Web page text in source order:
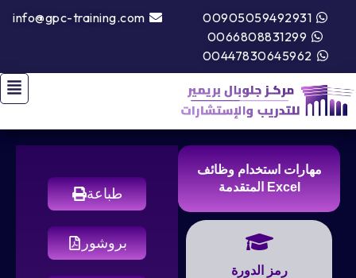
00905059492931
0066808831299
00447830645962
info@gpc-training.com
مهارات استخدام وظائف
Excel المتقدمة
رمز الدورة
طباعة
بروشور